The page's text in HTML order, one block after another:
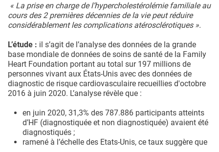
« La prise en charge de l’hypercholestérolémie familiale au
cours des 2 premières décennies de la vie peut réduire
considérablement les complications atérosclérotiques ».
L’étude : il s’agit de l’analyse des données de la grande
base mondiale de données de soins de santé de la Family
Heart Foundation portant au total sur 197 millions de
personnes vivant aux États-Unis avec des données de
diagnostic de risque cardiovasculaire recueillies d'octobre
2016 à juin 2020. L’analyse révèle que :
en juin 2020, 31,3% des 787.886 participants atteints
d’HF (diagnostiquée et non diagnostiquée) avaient été
diagnostiqués ;
ramené à l’échelle des Etats-Unis, ce taux suggère que